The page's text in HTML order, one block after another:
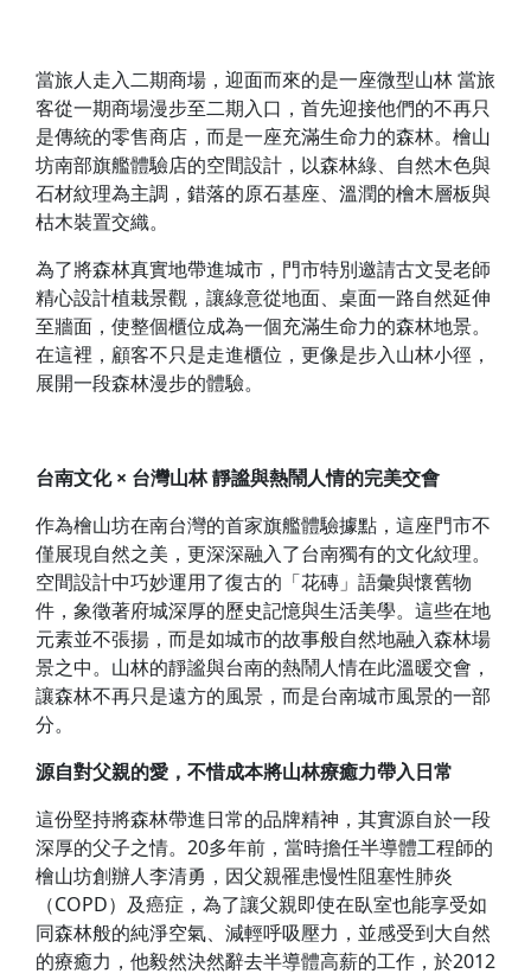
當旅人走入二期商場，迎面而來的是一座微型山林 當旅
客從一期商場漫步至二期入口，首先迎接他們的不再只
是傳統的零售商店，而是一座充滿生命力的森林。檜山
坊南部旗艦體驗店的空間設計，以森林綠、自然木色與
石材紋理為主調，錯落的原石基座、溫潤的檜木層板與
枯木裝置交織。
為了將森林真實地帶進城市，門市特別邀請古文旻老師
精心設計植栽景觀，讓綠意從地面、桌面一路自然延伸
至牆面，使整個櫃位成為一個充滿生命力的森林地景。
在這裡，顧客不只是走進櫃位，更像是步入山林小徑，
展開一段森林漫步的體驗。
台南文化 × 台灣山林 靜謐與熱鬧人情的完美交會
作為檜山坊在南台灣的首家旗艦體驗據點，這座門市不
僅展現自然之美，更深深融入了台南獨有的文化紋理。
空間設計中巧妙運用了復古的「花磚」語彙與懷舊物
件，象徵著府城深厚的歷史記憶與生活美學。這些在地
元素並不張揚，而是如城市的故事般自然地融入森林場
景之中。山林的靜謐與台南的熱鬧人情在此溫暖交會，
讓森林不再只是遠方的風景，而是台南城市風景的一部
分。
源自對父親的愛，不惜成本將山林療癒力帶入日常
這份堅持將森林帶進日常的品牌精神，其實源自於一段
深厚的父子之情。20多年前，當時擔任半導體工程師的
檜山坊創辦人李清勇，因父親罹患慢性阻塞性肺炎
（COPD）及癌症，為了讓父親即使在臥室也能享受如
同森林般的純淨空氣、減輕呼吸壓力，並感受到大自然
的療癒力，他毅然決然辭去半導體高薪的工作，於2012